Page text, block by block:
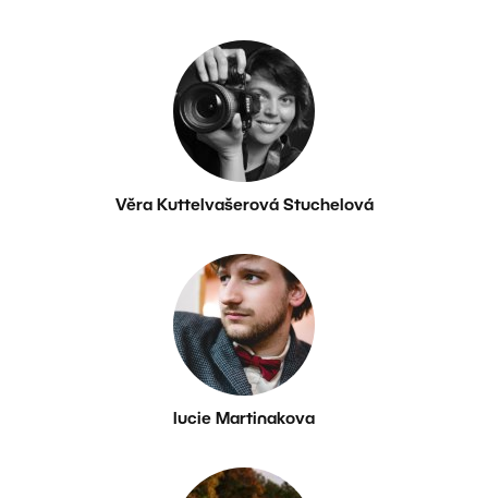
Věra Kuttelvašerová Stuchelová
lucie Martinakova